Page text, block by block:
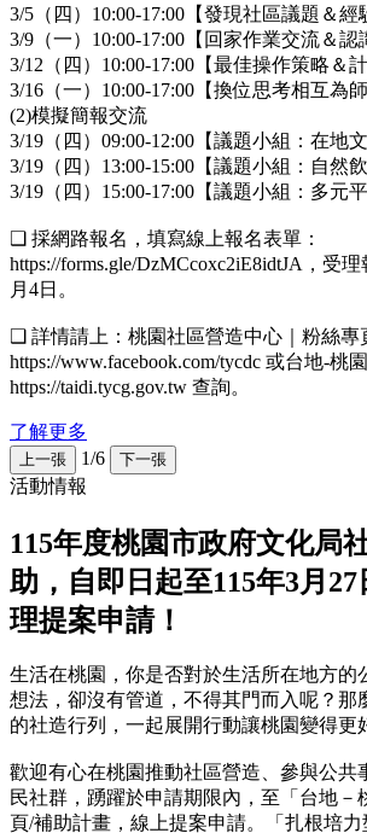
3/5（四）10:00-17:00【發現社區議題＆經
3/9（一）10:00-17:00【回家作業交流＆認
3/12（四）10:00-17:00【最佳操作策略＆
3/16（一）10:00-17:00【換位思考相互為師
(2)模擬簡報交流
3/19（四）09:00-12:00【議題小組：在地
3/19（四）13:00-15:00【議題小組：自然
3/19（四）15:00-17:00【議題小組：多元
❑ 採網路報名，填寫線上報名表單：
https://forms.gle/DzMCcoxc2iE8idtJA，受
月4日。
❑ 詳情請上：桃園社區營造中心｜粉絲專
https://www.facebook.com/tycdc 或台地-桃
https://taidi.tycg.gov.tw 查詢。
了解更多
上一張 1/6 下一張
活動情報
115年度桃園市政府文化局
助，自即日起至115年3月
理提案申請！
生活在桃園，你是否對於生活所在地方的
想法，卻沒有管道，不得其門而入呢？那
的社造行列，一起展開行動讓桃園變得更
歡迎有心在桃園推動社區營造、參與公共
民社群，踴躍於申請期限內，至「台地－
頁/補助計畫，線上提案申請。「扎根培